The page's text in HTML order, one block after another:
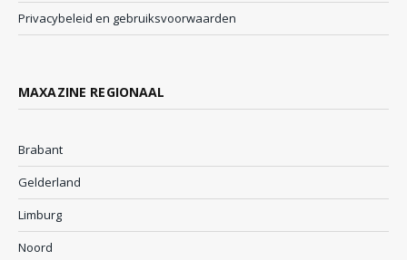
Privacybeleid en gebruiksvoorwaarden
MAXAZINE REGIONAAL
Brabant
Gelderland
Limburg
Noord